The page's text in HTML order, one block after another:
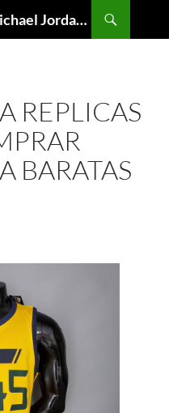
【Envío Gratis】Camiseta Michael Jordan NBA Barata
REPLICAS
BARATAS